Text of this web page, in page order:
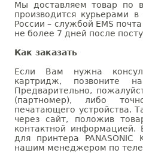
Мы доставляем товар по
производится курьерами
России – службой EMS
не более 7 дней после
Как заказать
Если Вам нужна
картридж, позвоните
Предварительно,
(партномер), либо
печатающего устройства.
через сайт, положив
контактной информацией.
для принтера
нашим менеджером по